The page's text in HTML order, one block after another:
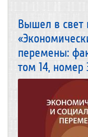
Вышел в свет
перемены:
том 14, номер